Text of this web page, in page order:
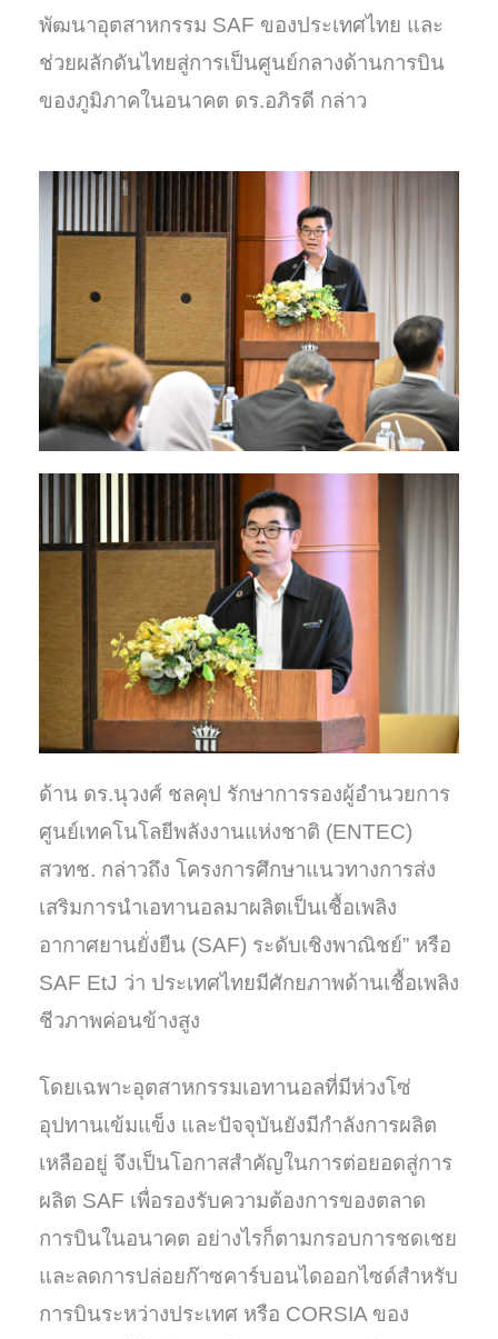
พัฒนาอุตสาหกรรม SAF ของประเทศไทย และ
ช่วยผลักดันไทยสู่การเป็นศูนย์กลางด้านการบิน
ของภูมิภาคในอนาคต ดร.อภิรดี กล่าว
ด้าน ดร.นุวงศ์ ชลคุป รักษาการรองผู้อำนวยการ
ศูนย์เทคโนโลยีพลังงานแห่งชาติ (ENTEC)
สวทช. กล่าวถึง โครงการศึกษาแนวทางการส่ง
เสริมการนำเอทานอลมาผลิตเป็นเชื้อเพลิง
อากาศยานยั่งยืน (SAF) ระดับเชิงพาณิชย์” หรือ
SAF EtJ ว่า ประเทศไทยมีศักยภาพด้านเชื้อเพลิง
ชีวภาพค่อนข้างสูง
โดยเฉพาะอุตสาหกรรมเอทานอลที่มีห่วงโซ่
อุปทานเข้มแข็ง และปัจจุบันยังมีกำลังการผลิต
เหลืออยู่ จึงเป็นโอกาสสำคัญในการต่อยอดสู่การ
ผลิต SAF เพื่อรองรับความต้องการของตลาด
การบินในอนาคต อย่างไรก็ตามกรอบการชดเชย
และลดการปล่อยก๊าซคาร์บอนไดออกไซด์สำหรับ
การบินระหว่างประเทศ หรือ CORSIA ของ